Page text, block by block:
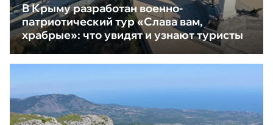
В Крыму разработан военно-
патриотический тур «Слава вам,
храбрые»: что увидят и узнают туристы